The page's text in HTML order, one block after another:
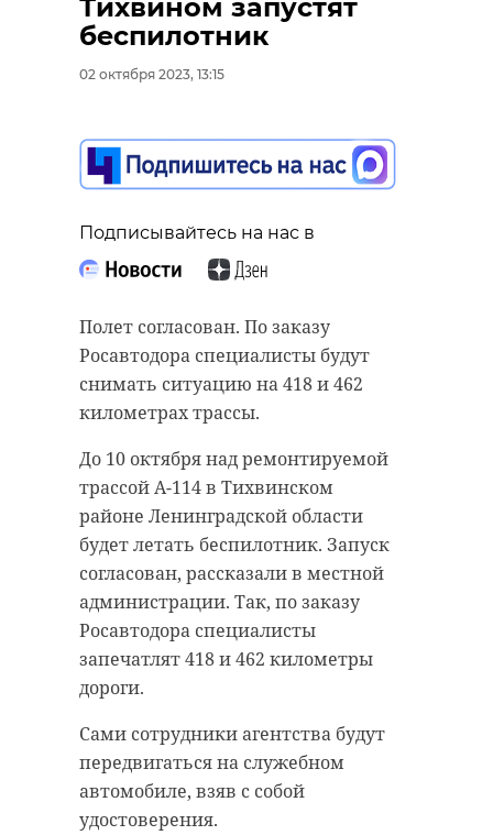
Тихвином запустят
беспилотник
02 октября 2023, 13:15
Подписывайтесь на нас в
Полет согласован. По заказу
Росавтодора специалисты будут
снимать ситуацию на 418 и 462
километрах трассы.
До 10 октября над ремонтируемой
трассой А-114 в Тихвинском
районе Ленинградской области
будет летать беспилотник. Запуск
согласован, рассказали в местной
администрации. Так, по заказу
Росавтодора специалисты
запечатлят 418 и 462 километры
дороги.
Сами сотрудники агентства будут
передвигаться на служебном
автомобиле, взяв с собой
удостоверения.